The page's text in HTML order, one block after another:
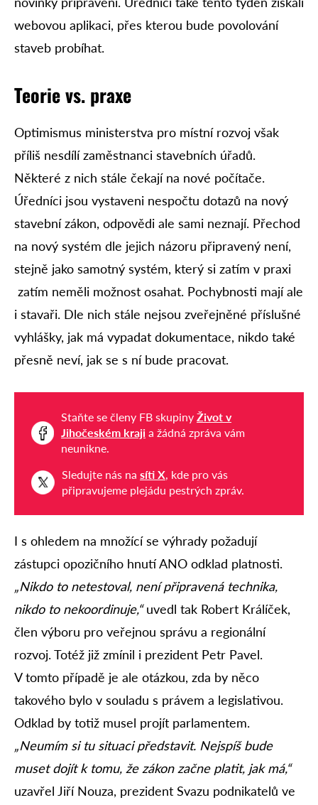
webovou aplikaci, přes kterou bude povolování
staveb probíhat.
Teorie vs. praxe
Optimismus ministerstva pro místní rozvoj však
příliš nesdílí zaměstnanci stavebních úřadů.
Některé z nich stále čekají na nové počítače.
Úředníci jsou vystaveni nespočtu dotazů na nový
stavební zákon, odpovědi ale sami neznají. Přechod
na nový systém dle jejich názoru připravený není,
stejně jako samotný systém, který si zatím v praxi
zatím neměli možnost osahat. Pochybnosti mají ale
i stavaři. Dle nich stále nejsou zveřejněné příslušné
vyhlášky, jak má vypadat dokumentace, nikdo také
přesně neví, jak se s ní bude pracovat.
Staňte se členy FB skupiny Život v
Jihočeském kraji a žádná zpráva vám
neunikne.
Sledujte nás na síti X, kde pro vás
připravujeme plejádu pestrých zpráv.
I s ohledem na množící se výhrady požadují
zástupci opozičního hnutí ANO odklad platnosti.
„Nikdo to netestoval, není připravená technika,
nikdo to nekoordinuje,“uvedl tak Robert Králíček,
člen výboru pro veřejnou správu a regionální
rozvoj. Totéž již zmínil i prezident Petr Pavel.
V tomto případě je ale otázkou, zda by něco
takového bylo v souladu s právem a legislativou.
Odklad by totiž musel projít parlamentem.
„Neumím si tu situaci představit. Nejspíš bude
muset dojít k tomu, že zákon začne platit, jak má,“
uzavřel Jiří Nouza, prezident Svazu podnikatelů ve